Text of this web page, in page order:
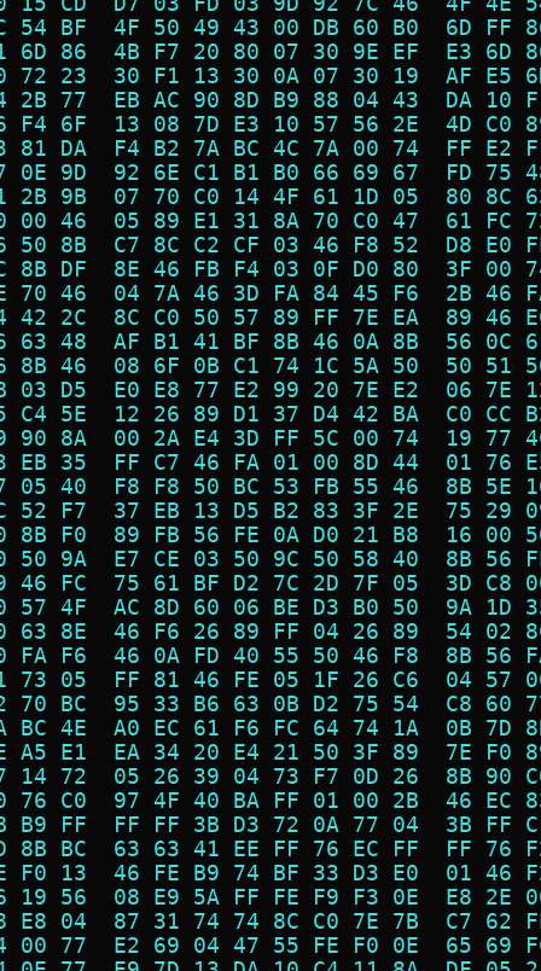
54 BF  4F 50 49 43 00 DB 60 B0  6D
6D 86  4B F7 20 80 07 30 9E EF  E3
72 23  30 F1 13 30 0A 07 30 19  AF
2B 77  EB AC 90 8D B9 88 04 43  DA
F4 6F  13 08 7D E3 10 57 56 2E  4D
81 DA  F4 B2 7A BC 4C 7A 00 74  FF
0E 9D  92 6E C1 B1 B0 66 69 67  FD
2B 9B  07 70 C0 14 4F 61 1D 05  80
00 46  05 89 E1 31 8A 70 C0 47  61
50 8B  C7 8C C2 CF 03 46 F8 52  D8
8B DF  8E 46 FB F4 03 0F D0 80  3F
70 46  04 7A 46 3D FA 84 45 F6  2B
42 2C  8C C0 50 57 89 FF 7E EA  89
63 48  AF B1 41 BF 8B 46 0A 8B  56
8B 46  08 6F 0B C1 74 1C 5A 50  50
03 D5  E0 E8 77 E2 99 20 7E E2  06
C4 5E  12 26 89 D1 37 D4 42 BA  C0
90 8A  00 2A E4 3D FF 5C 00 74  19
EB 35  FF C7 46 FA 01 00 8D 44  01
05 40  F8 F8 50 BC 53 FB 55 46  8B
52 F7  37 EB 13 D5 B2 83 3F 2E  75
8B F0  89 FB 56 FE 0A D0 21 B8  16
50 9A  E7 CE 03 50 9C 50 58 40  8B
46 FC  75 61 BF D2 7C 2D 7F 05  3D
57 4F  AC 8D 60 06 BE D3 B0 50  9A
63 8E  46 F6 26 89 FF 04 26 89  54
FA F6  46 0A FD 40 55 50 46 F8  8B
73 05  FF 81 46 FE 05 1F 26 C6  04
70 BC  95 33 B6 63 0B D2 75 54  C8
BC 4E  A0 EC 61 F6 FC 64 74 1A  0B
A5 E1  EA 34 20 E4 21 50 3F 89  7E
14 72  05 26 39 04 73 F7 0D 26  8B
76 C0  97 4F 40 BA FF 01 00 2B  46
B9 FF  FF FF 3B D3 72 0A 77 04  3B
8B BC  63 63 41 EE FF 76 EC FF  FF
F0 13  46 FE B9 74 BF 33 D3 E0  01
19 56  08 E9 5A FF FE F9 F3 0E  E8
E8 04  87 31 74 74 8C C0 7E 7B  C7
00 77  E2 69 04 47 55 FE F0 0E  65